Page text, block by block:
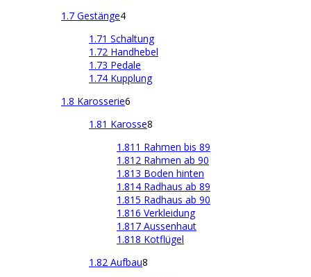
1.7 Gestänge4
1.71 Schaltung
1.72 Handhebel
1.73 Pedale
1.74 Kupplung
1.8 Karosserie6
1.81 Karosse8
1.811 Rahmen bis 89
1.812 Rahmen ab 90
1.813 Boden hinten
1.814 Radhaus ab 89
1.815 Radhaus ab 90
1.816 Verkleidung
1.817 Aussenhaut
1.818 Kotflügel
1.82 Aufbau8